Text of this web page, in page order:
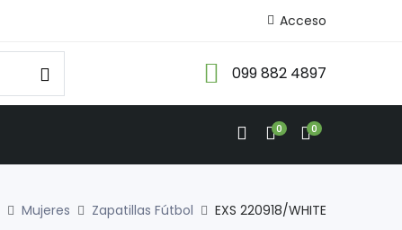
Acceso
099 882 4897
0 0
Mujeres Zapatillas Fútbol EXS 220918/WHITE